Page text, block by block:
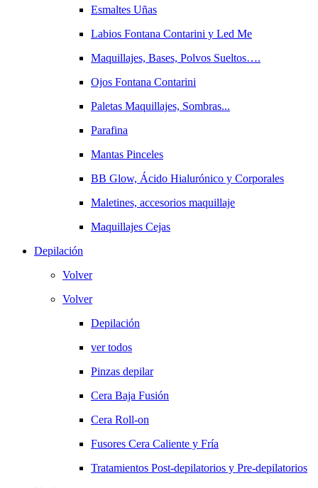
Esmaltes Uñas
Labios Fontana Contarini y Led Me
Maquillajes, Bases, Polvos Sueltos….
Ojos Fontana Contarini
Paletas Maquillajes, Sombras...
Parafina
Mantas Pinceles
BB Glow, Ácido Hialurónico y Corporales
Maletines, accesorios maquillaje
Maquillajes Cejas
Depilación
Volver
Volver
Depilación
ver todos
Pinzas depilar
Cera Baja Fusión
Cera Roll-on
Fusores Cera Caliente y Fría
Tratamientos Post-depilatorios y Pre-depilatorios